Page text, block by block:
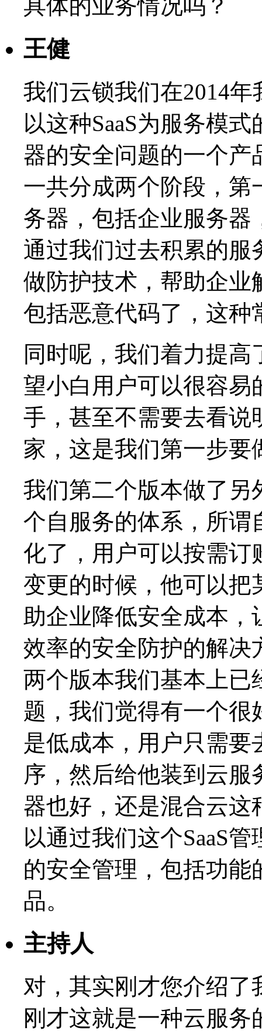
具体的业务情况吗？
王健
我们云锁我们在2014
以这种SaaS为服务模
器的安全问题的一个产
一共分成两个阶段，第
务器，包括企业服务器
通过我们过去积累的服
做防护技术，帮助企业
包括恶意代码了，这种
同时呢，我们着力提
望小白用户可以很容易
手，甚至不需要去看说
家，这是我们第一步要
我们第二个版本做了另
个自服务的体系，所谓
化了，用户可以按需
变更的时候，他可以把
助企业降低安全成本，
效率的安全防护的解决
两个版本我们基本上已
题，我们觉得有一个
是低成本，用户只需
序，然后给他装到云
器也好，还是混合云这
以通过我们这个SaaS
的安全管理，包括功
品。
主持人
对，其实刚才您介绍
刚才这就是一种云服